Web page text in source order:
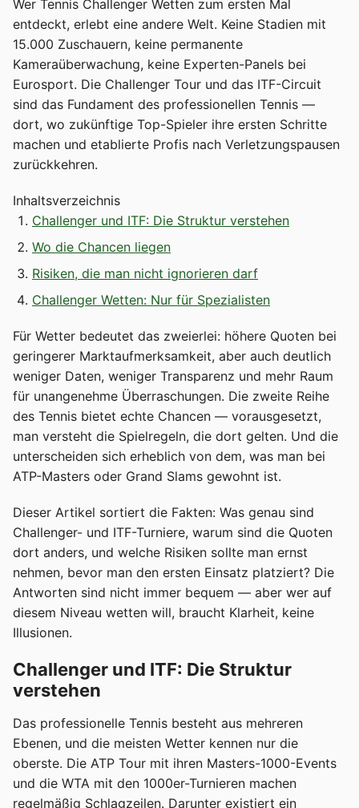
Wer Tennis Challenger Wetten zum ersten Mal
entdeckt, erlebt eine andere Welt. Keine Stadien mit
15.000 Zuschauern, keine permanente
Kameraüberwachung, keine Experten-Panels bei
Eurosport. Die Challenger Tour und das ITF-Circuit
sind das Fundament des professionellen Tennis —
dort, wo zukünftige Top-Spieler ihre ersten Schritte
machen und etablierte Profis nach Verletzungspausen
zurückkehren.
Inhaltsverzeichnis
Challenger und ITF: Die Struktur verstehen
Wo die Chancen liegen
Risiken, die man nicht ignorieren darf
Challenger Wetten: Nur für Spezialisten
Für Wetter bedeutet das zweierlei: höhere Quoten bei
geringerer Marktaufmerksamkeit, aber auch deutlich
weniger Daten, weniger Transparenz und mehr Raum
für unangenehme Überraschungen. Die zweite Reihe
des Tennis bietet echte Chancen — vorausgesetzt,
man versteht die Spielregeln, die dort gelten. Und die
unterscheiden sich erheblich von dem, was man bei
ATP-Masters oder Grand Slams gewohnt ist.
Dieser Artikel sortiert die Fakten: Was genau sind
Challenger- und ITF-Turniere, warum sind die Quoten
dort anders, und welche Risiken sollte man ernst
nehmen, bevor man den ersten Einsatz platziert? Die
Antworten sind nicht immer bequem — aber wer auf
diesem Niveau wetten will, braucht Klarheit, keine
Illusionen.
Challenger und ITF: Die Struktur
verstehen
Das professionelle Tennis besteht aus mehreren
Ebenen, und die meisten Wetter kennen nur die
oberste. Die ATP Tour mit ihren Masters-1000-Events
und die WTA mit den 1000er-Turnieren machen
regelmäßig Schlagzeilen. Darunter existiert ein